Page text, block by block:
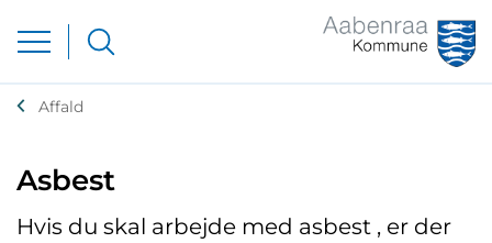
Affald
Asbest
Hvis du skal arbejde med asbest , er der